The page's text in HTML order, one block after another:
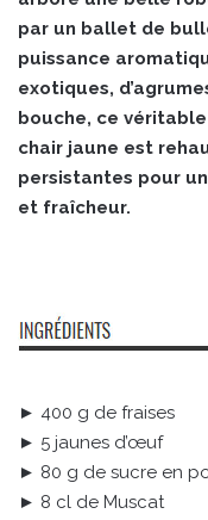
par un ballet de
puissance
exotiques,
bouche, ce
chair jaune est
persistantes pour
et fraîcheur.
► 400 g de fraises
► 5 jaunes d’œuf
► 80 g de sucre en
► 8 cl de Muscat